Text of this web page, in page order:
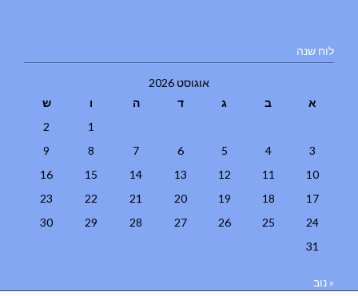
לוח שנה
אוגוסט 2026
א
ב ג ד ה ו
ש
1
2
3
4
5
6
7
8
9
10
11
12
13
14
15
16
17
18
19
20
21
22
23
24
25
26
27
28
29
30
31
« נוב